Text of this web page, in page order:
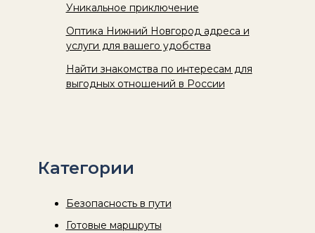
Уникальное приключение
Оптика Нижний Новгород адреса и
услуги для вашего удобства
Найти знакомства по интересам для
выгодных отношений в России
Категории
Безопасность в пути
Готовые маршруты